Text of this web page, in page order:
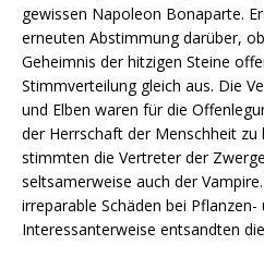
gewissen Napoleon Bonaparte.
erneuten Abstimmung darüber,
Geheimnis der hitzigen Steine
Stimmverteilung gleich aus. Die
und Elben waren für die
der Herrschaft der Menschheit zu
stimmten die Vertreter der
seltsamerweise auch der
irreparable Schäden bei Pflanzen-
Interessanterweise entsandten